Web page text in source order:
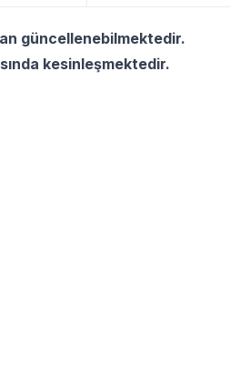
güncellenebilmektedir.
kesinleşmektedir.